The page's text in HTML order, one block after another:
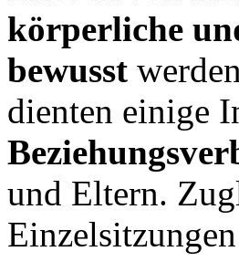
körperliche
bewusst
dienten einige
und Eltern.